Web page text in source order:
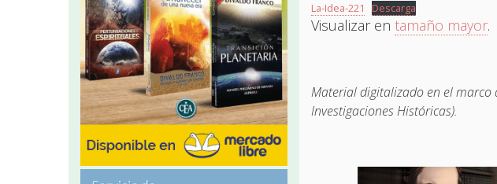
La-Idea-221 Descarga
Visualizar en tamaño mayor.
Material digitalizado en el marco
Investigaciones Históricas).